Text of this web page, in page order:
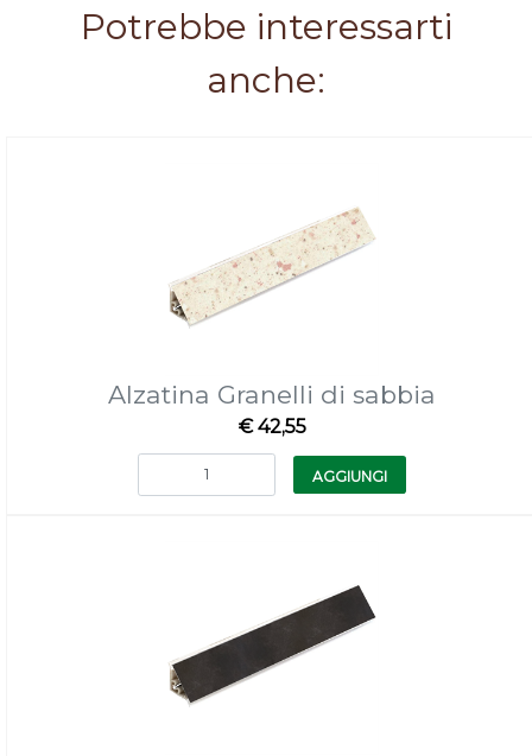
Potrebbe interessarti
anche:
Alzatina Granelli di sabbia
€ 42,55
Quantità
AGGIUNGI